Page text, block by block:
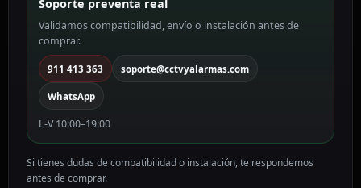
2.8
mm
DS-
2CE16H0T-
ITFS(2.8mm)
cantidad
Soporte preventa real
Validamos compatibilidad, envío o instalación antes de
comprar.
911 413 363 soporte@cctvyalarmas.com
WhatsApp
L-V 10:00–19:00
Si tienes dudas de compatibilidad o instalación, te respondemos
antes de comprar.